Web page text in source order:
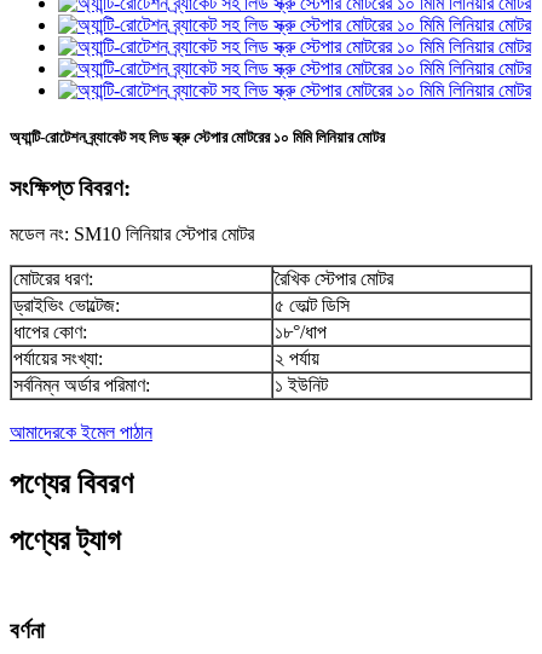
অ্যান্টি-রোটেশন ব্র্যাকেট সহ লিড স্ক্রু স্টেপার মোটরের ১০ মিমি লিনিয়ার মোটর
সংক্ষিপ্ত বিবরণ:
মডেল নং: SM10 লিনিয়ার স্টেপার মোটর
মোটরের ধরণ:
রৈখিক স্টেপার মোটর
ড্রাইভিং ভোল্টেজ:
৫ ভোল্ট ডিসি
ধাপের কোণ:
১৮°/ধাপ
পর্যায়ের সংখ্যা:
২ পর্যায়
সর্বনিম্ন অর্ডার পরিমাণ:
১ ইউনিট
আমাদেরকে ইমেল পাঠান
পণ্যের বিবরণ
পণ্যের ট্যাগ
বর্ণনা